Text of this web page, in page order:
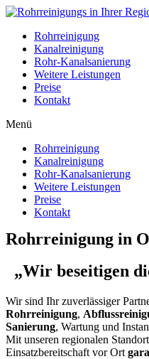
Zum
wechselnRohrreinigung
Kanalreinigung
Rohr-Kanalsanierung
Weitere Leistungen
Preise
Kontakt
Menü
Rohrreinigung
Kanalreinigung
Rohr-Kanalsanierung
Weitere Leistungen
Preise
Kontakt
Rohrreinigung in
„Wir beseitigen
Wir sind Ihr zuverlässiger
Rohrreinigung,
Sanierung, Wartung und
Mit unseren regionalen
Einsatzbereitschaft vor Ort